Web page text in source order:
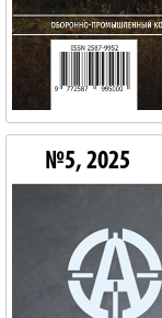
№5, 2025